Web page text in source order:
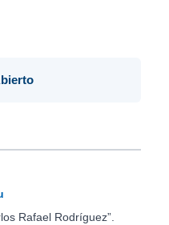
Rafael Rodríguez”.